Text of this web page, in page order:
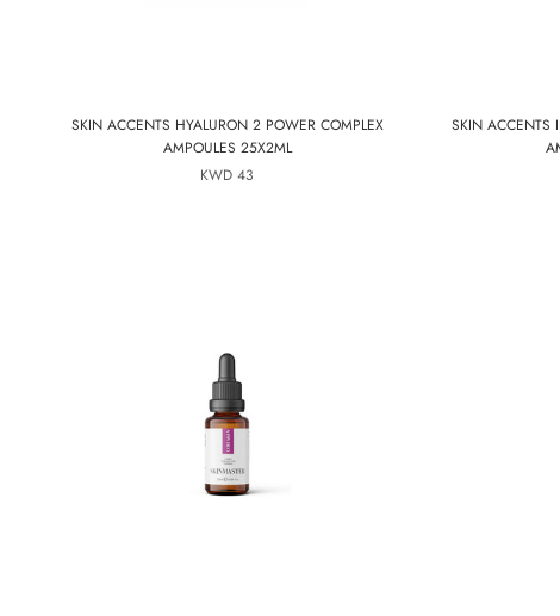
SKIN ACCENTS
SKIN ACCENTS HYALURON 2 POWER COMPLEX
AMPOULES 25X2ML
43 KWD